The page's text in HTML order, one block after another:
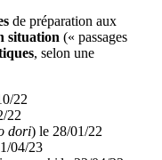
de préparation aux
situation (« passages
, selon une
22
22
dori) le 28/01/22
04/23